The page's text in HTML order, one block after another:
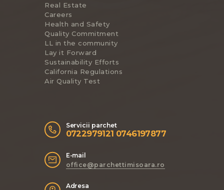
Real Estate
Careers
Health and Safety
Quality Commitment
LL in the community
Lay it Forward
Sustainability Efforts
California Regulations
Air Quality Test
Servicii parchet
0722979121 0746197877
E-mail
office@parchettimisoara.ro
Adresa